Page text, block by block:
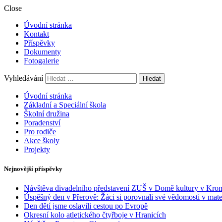
Close
Úvodní stránka
Kontakt
Příspěvky
Dokumenty
Fotogalerie
Vyhledávání
Úvodní stránka
Základní a Speciální škola
Školní družina
Poradenství
Pro rodiče
Akce školy
Projekty
Nejnovější příspěvky
Návštěva divadelního představení ZUŠ v Domě kultury v
Úspěšný den v Přerově: Žáci si porovnali své vědomosti v
Den dětí jsme oslavili cestou po Evropě
Okresní kolo atletického čtyřboje v Hranicích